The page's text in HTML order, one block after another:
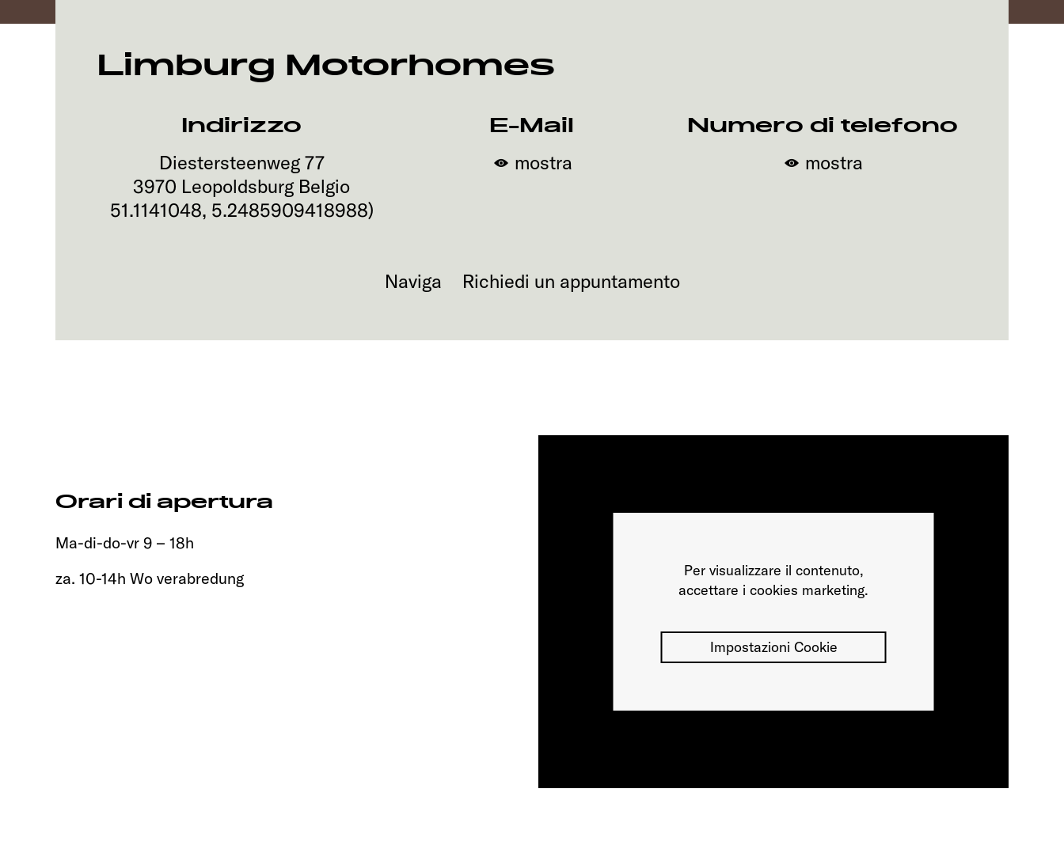
Limburg Motorhomes
Indirizzo
Diestersteenweg 77
3970 Leopoldsburg Belgio
51.1141048, 5.2485909418988)
E-Mail
mostra
Numero di telefono
mostra
Naviga Richiedi un appuntamento
Orari di apertura
Ma-di-do-vr 9 – 18h
za. 10-14h Wo verabredung
Per visualizzare il contenuto,
accettare i cookies marketing.
Impostazioni Cookie